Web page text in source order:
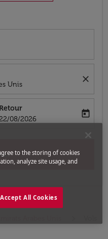
Unis
close
label
booking-return-date-aria-label
08/2026
today
to the storing of cookies
analyze site usage, and
Accept All Cookies